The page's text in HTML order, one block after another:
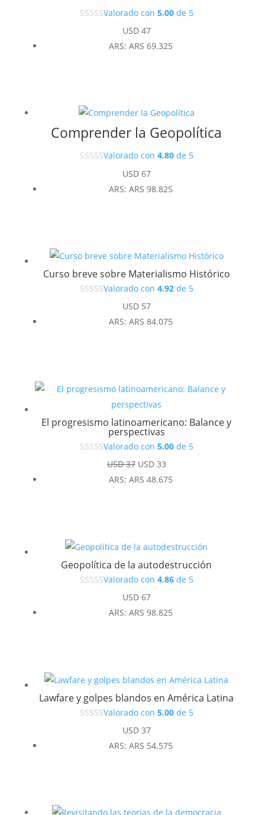
Valorado con 5.00de 5
USD47
ARS: ARS 69.325
Comprender la Geopolítica
Valorado con 4.80de 5
USD67
ARS: ARS 98.825
Curso breve sobre Materialismo Histórico
Valorado con 4.92de 5
USD57
ARS: ARS 84.075
El progresismo latinoamericano: Balance y
perspectivas
Valorado con 5.00de 5
USD37 El
precio
USD33El
precio
ARS: ARS 48.675
Geopolítica de la autodestrucción
Valorado con 4.86de 5
USD67
ARS: ARS 98.825
Lawfare y golpes blandos en América Latina
Valorado con 5.00de 5
USD37
ARS: ARS 54.575